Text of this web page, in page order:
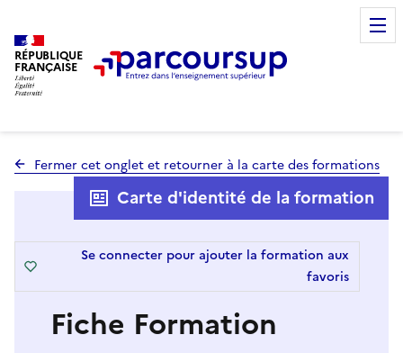
RÉPUBLIQUE
FRANÇAISE
Fermer cet onglet et retourner à la carte des formations
Fiche Formation
Carte d'identité de la formation
Se connecter pour ajouter la formation aux
favoris